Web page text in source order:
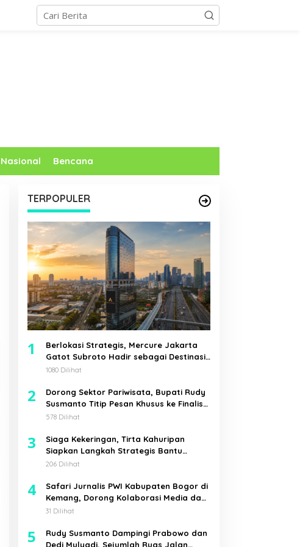
Nasional Bencana
TERPOPULER
1
Berlokasi Strategis, Mercure Jakarta
Gatot Subroto Hadir sebagai Destinasi
Pilihan untuk Bisnis, Staycation,
1080 Dilihat
2
Dorong Sektor Pariwisata, Bupati Rudy
Susmanto Titip Pesan Khusus ke Finalis
Mojang Jajaka Kabupaten Bogor
578 Dilihat
3
Siaga Kekeringan, Tirta Kahuripan
Siapkan Langkah Strategis Bantu
Pemkab Bogor
206 Dilihat
4
Safari Jurnalis PWI Kabupaten Bogor di
Kemang, Dorong Kolaborasi Media dan
Pemerintah Desa
31 Dilihat
5
Rudy Susmanto Dampingi Prabowo dan
Dedi Mulyadi, Sejumlah Ruas Jalan